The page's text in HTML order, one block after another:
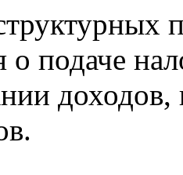
подаче
доходов,